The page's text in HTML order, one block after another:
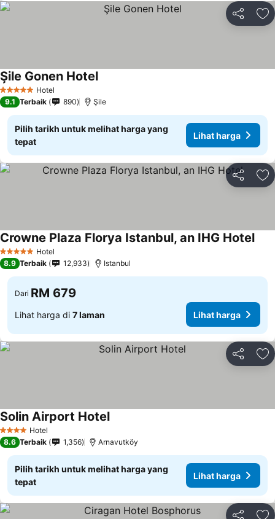
Kongsi
5 Bintang Hotel
Şile Gonen Hotel
9.1 Terbaik 890 Şile
Pilih tarikh untuk melihat harga yang
tepat
Lihat harga
Kongsi
5 Bintang Hotel
Crowne Plaza Florya Istanbul, an IHG Hotel
8.9 Terbaik 12,933 Istanbul
Dari RM 679
Lihat harga di 7 laman Lihat harga
Kongsi
4 BintangHotel
Solin Airport Hotel
8.6 Terbaik 1,356 Arnavutköy
Pilih tarikh untuk melihat harga yang
tepat
Lihat harga